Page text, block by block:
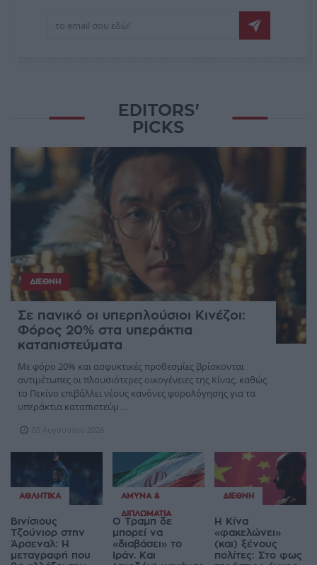
EDITORS'
PICKS
ΔΙΕΘΝΉ
Σε πανικό οι υπερπλούσιοι Κινέζοι:
Φόρος 20% στα υπεράκτια
καταπιστεύματα
Με φόρο 20% και ασφυκτικές προθεσμίες βρίσκονται
αντιμέτωπες οι πλουσιότερες οικογένειες της Κίνας, καθώς
το Πεκίνο επιβάλλει νέους κανόνες φορολόγησης για τα
υπεράκτια καταπιστεύμ ...
05 Αυγούστου 2026
ΑΘΛΗΤΙΚΆ
Βινίσιους
Τζούνιορ στην
Άρσεναλ: Η
μεταγραφή που
ΆΜΥΝΑ &
ΔΙΠΛΩΜΑΤΊΑ
Ο Τραμπ δε
μπορεί να
«διαβάσει» το
Ιράν. Και
ΔΙΕΘΝΉ
Η Κίνα
«φακελώνει»
(και) ξένους
πολίτες: Στο φως